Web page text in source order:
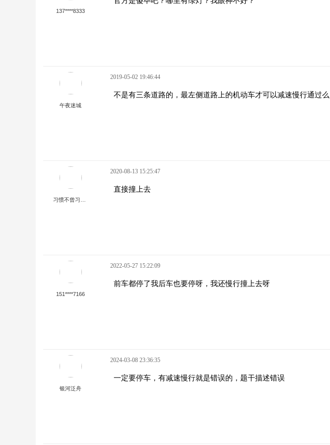
137****8333
午夜迷城
2019-05-02 19:46:44
不是有三条道路的，最左侧道路上的机动车才可以减速慢行通过么
2020-08-13 15:25:47
直接撞上去
151****7166
2022-05-27 15:22:09
前车都停了我后车也要停呀，我还慢行撞上去呀
银河泛舟
2024-03-08 23:36:35
一定要停车，有减速慢行就是错误的，题干描述错误